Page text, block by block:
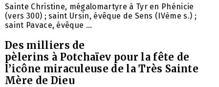
Sainte Christine, mégalomartyre à Tyr en Phénicie
(vers 300) ; saint Ursin, évêque de Sens (IVème s.) ;
saint Pavace, évêque ...
Des milliers de
pèlerins à Potchaïev pour la fête de
l’icône miraculeuse de la Très Sainte
Mère de Dieu